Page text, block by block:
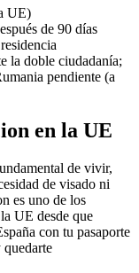
UE)
de 90 días
la doble ciudadanía;
pendiente (a
en la UE
de vivir,
de visado ni
es uno de los
UE desde que
con tu pasaporte